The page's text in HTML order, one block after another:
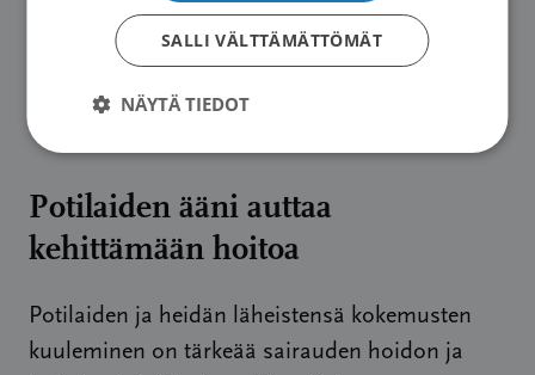
annettavaa hoitoa elämänlaatuaan
parantavana, kun taas toiset kokevat
parempana vaihtoehtona.
Potilaiden ääni auttaa
kehittämään hoitoa
Potilaiden ja heidän läheistensä kokemusten
kuuleminen on tärkeää sairauden hoidon ja
SALLI VÄLTTÄMÄTTÖMÄT
NÄYTÄ TIEDOT